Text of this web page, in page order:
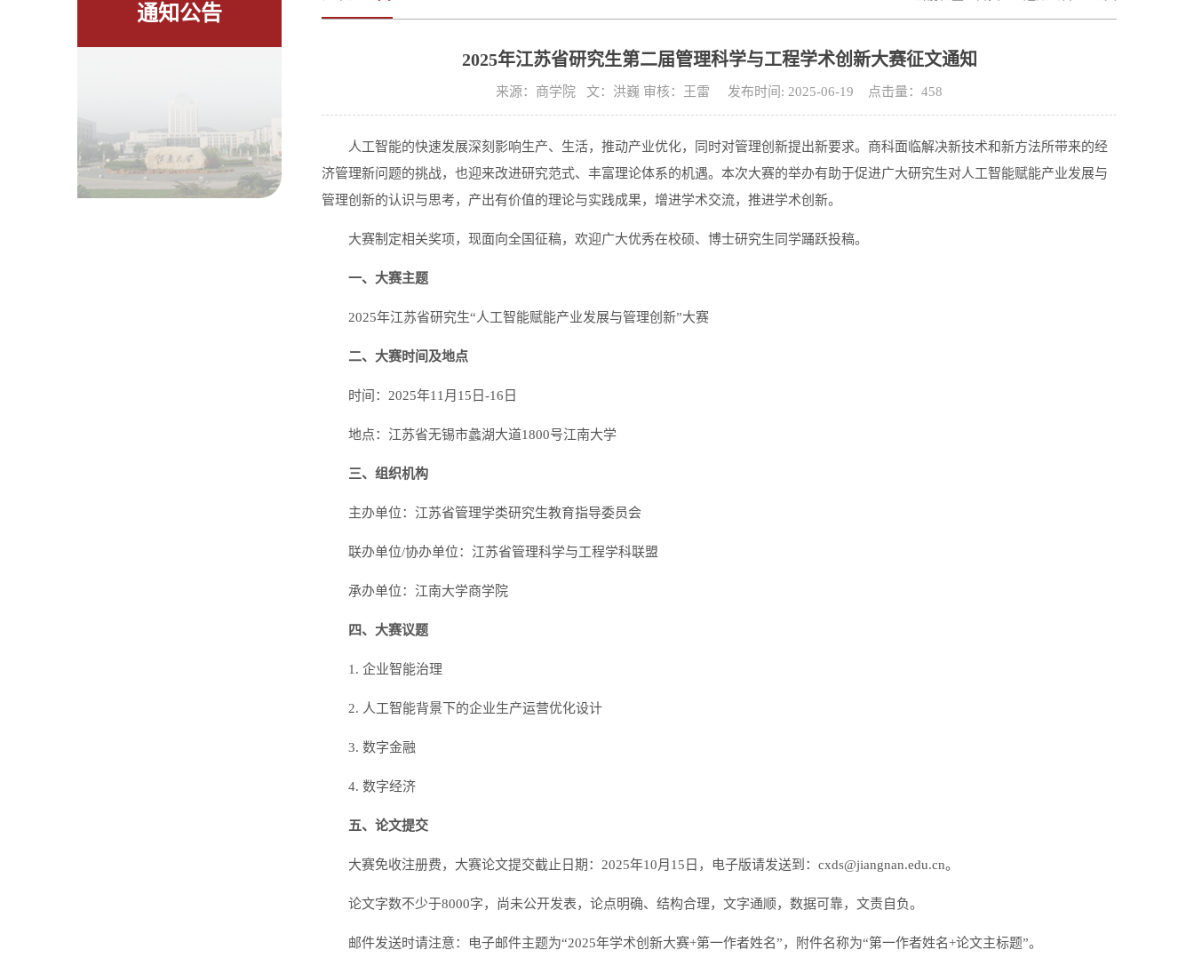
通知公告
2025年江苏省研究生第二届管理科学与工程学术创新大赛征文通知
来源：商学院 文：洪巍 审核：王雷 发布时间: 2025-06-19 点击量： 458
人工智能的快速发展深刻影响生产、生活，推动产业优化，同时对管理创新提出新要求。商科面临解决新技术和新方法所带来的经
济管理新问题的挑战，也迎来改进研究范式、丰富理论体系的机遇。本次大赛的举办有助于促进广大研究生对人工智能赋能产业发展与
管理创新的认识与思考，产出有价值的理论与实践成果，增进学术交流，推进学术创新。
大赛制定相关奖项，现面向全国征稿，欢迎广大优秀在校硕、博士研究生同学踊跃投稿。
一、大赛主题
2025年江苏省研究生“人工智能赋能产业发展与管理创新”大赛
二、大赛时间及地点
时间：2025年11月15日-16日
地点：江苏省无锡市蠡湖大道1800号江南大学
三、组织机构
主办单位：江苏省管理学类研究生教育指导委员会
联办单位/协办单位：江苏省管理科学与工程学科联盟
承办单位：江南大学商学院
四、大赛议题
1. 企业智能治理
2. 人工智能背景下的企业生产运营优化设计
3. 数字金融
4. 数字经济
五、论文提交
大赛免收注册费，大赛论文提交截止日期：2025年10月15日，电子版请发送到：cxds@jiangnan.edu.cn。
论文字数不少于8000字，尚未公开发表，论点明确、结构合理，文字通顺，数据可靠，文责自负。
邮件发送时请注意：电子邮件主题为“2025年学术创新大赛+第一作者姓名”，附件名称为“第一作者姓名+论文主标题”。